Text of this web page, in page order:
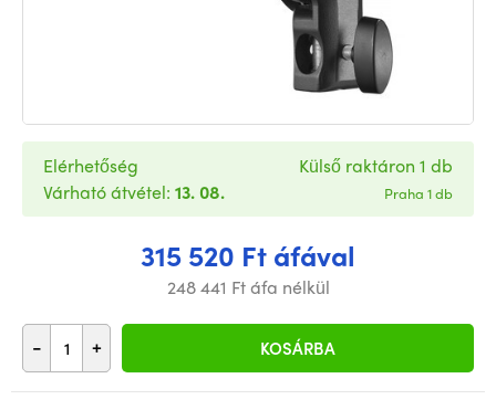
315 520 Ft áfával
248 441 Ft áfa nélkül
- + KOSÁRBA
Elérhetőség
Várható átvétel: 13. 08.
Külső raktáron 1 db
Praha 1 db